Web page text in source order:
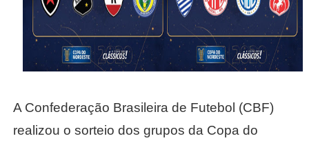
A Confederação Brasileira de Futebol (CBF)
realizou o sorteio dos grupos da Copa do